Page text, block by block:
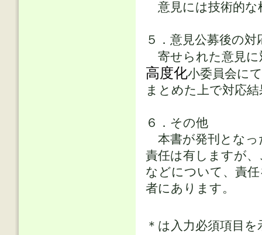
意見には技術的
５．意見公募後の対
寄せられた意見に
高度化小委員会に
まとめた上で対応
６．その他
本書が発刊となっ
責任は有しますが
などについて、責
者にあります。
＊は入力必須項目